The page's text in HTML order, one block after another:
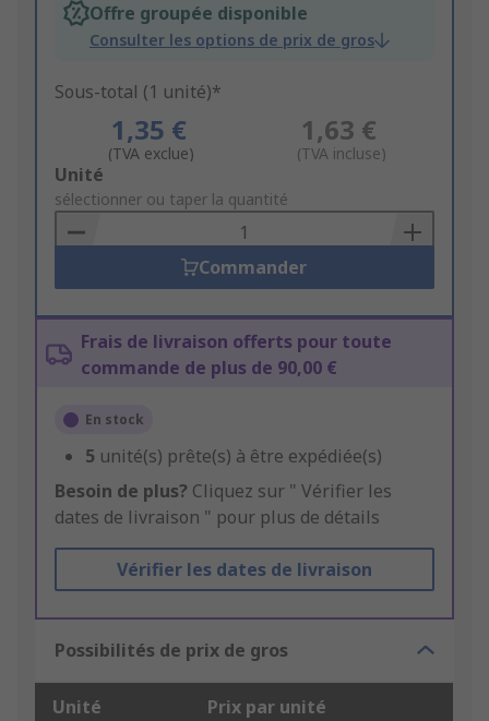
Offre groupée disponible
Consulter les options de prix de gros
Sous-total (1 unité)*
1,35 €
(TVA exclue)
1,63 €
(TVA incluse)
Add
to
Basket
Unité
sélectionner ou taper la quantité
Commander
Frais de livraison offerts pour toute
commande de plus de 90,00 €
En stock
5 unité(s) prête(s) à être expédiée(s)
Besoin de plus? Cliquez sur " Vérifier les
dates de livraison " pour plus de détails
Vérifier les dates de livraison
Possibilités de prix de gros
Unité Prix par unité